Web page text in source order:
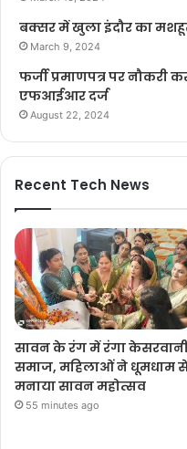
बक्सर में खुला इंदौर का
March 9, 2024
फर्जी प्रमाणपत्र पर नौकरी
एफआईआर दर्ज
August 22, 2024
Recent Tech News
सावन के रंग में रंगा
समाज, महिलाओं ने धूमधाम
मनाया सावन महोत्सव
55 minutes ago